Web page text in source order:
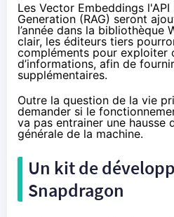
Les Vector Embeddings
Generation (RAG) seront
l’année dans la bibliothèque
clair, les éditeurs tiers
compléments pour exploiter
d’informations, afin de
supplémentaires.
Outre la question de la vie
demander si le
va pas entrainer une hausse
générale de la machine.
Un kit de
Snapdragon